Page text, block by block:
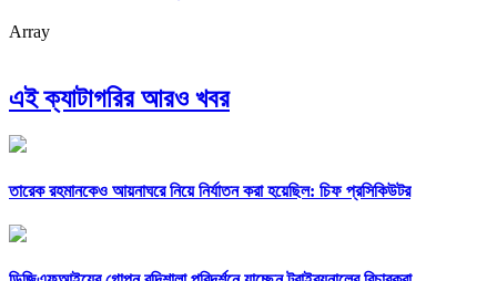
Array
এই ক্যাটাগরির আরও খবর
তারেক রহমানকেও আয়নাঘরে নিয়ে নির্যাতন করা হয়েছিল: চিফ প্রসিকিউটর